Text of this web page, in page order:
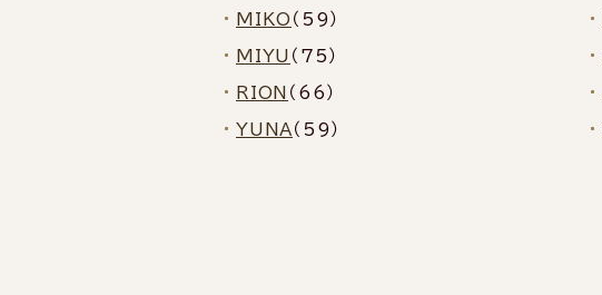
MIKO （59）
MIYU （75）
RION （66）
YUNA （59）